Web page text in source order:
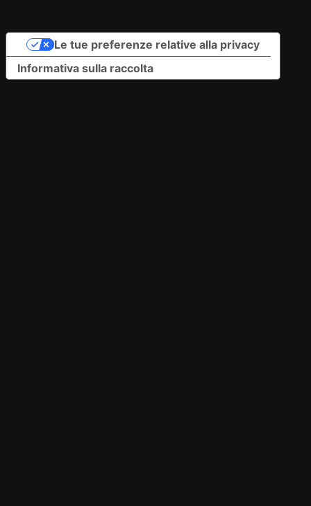
Informativa sulla raccolta
Le tue preferenze relative alla privacy